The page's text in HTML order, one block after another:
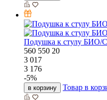
Подушка к стулу БИО/
560 550 20
3 017
3 176
-5%
в корзину Товар в